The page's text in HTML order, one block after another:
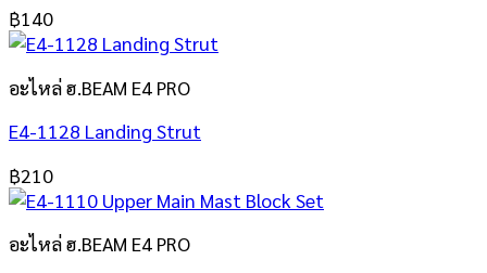
฿140
อะไหล่ ฮ.BEAM E4 PRO
E4-1128 Landing Strut
฿210
อะไหล่ ฮ.BEAM E4 PRO